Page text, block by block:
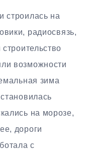
строилась на
радиосвязь,
возможности
зима
на морозе,
дороги
с